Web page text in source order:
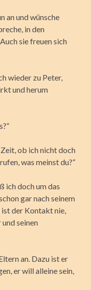
an und wünsche
in den
sie freuen sich
wieder zu Peter,
und herum
Zeit, ob ich nicht doch
was meinst du?“
ich doch um das
gar nach seinem
der Kontakt nie,
seinen
an. Dazu ist er
er will alleine sein,